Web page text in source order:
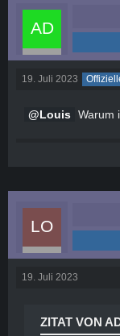
19. Juli 2023
Louis Warum
19. Juli 2023
ZITAT VON